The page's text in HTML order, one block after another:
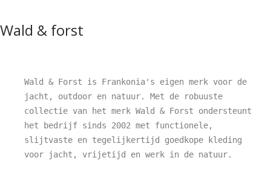
Wald & forst
Wald & Forst is Frankonia's eigen merk voor de
jacht, outdoor en natuur. Met de robuuste
collectie van het merk Wald & Forst ondersteunt
het bedrijf sinds 2002 met functionele,
slijtvaste en tegelijkertijd goedkope kleding
voor jacht, vrijetijd en werk in de natuur.